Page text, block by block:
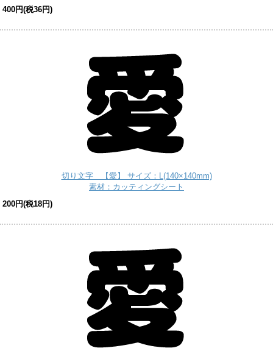
400円(税36円)
切り文字 【愛】 サイズ：L(140×140mm)
素材：カッティングシート
200円(税18円)